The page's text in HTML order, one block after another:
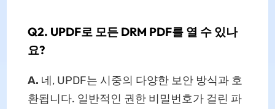
Q2. UPDF로 모든 DRM PDF를 열 수 있나
요?
A. 네, UPDF는 시중의 다양한 보안 방식과 호
환됩니다. 일반적인 권한 비밀번호가 걸린 파